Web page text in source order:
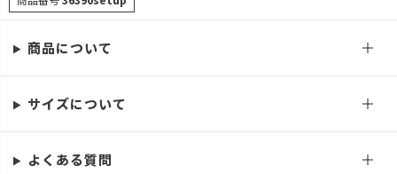
商品について
サイズについて
よくある質問